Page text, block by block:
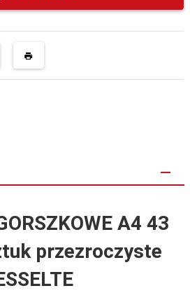
A4 43
przezroczyste